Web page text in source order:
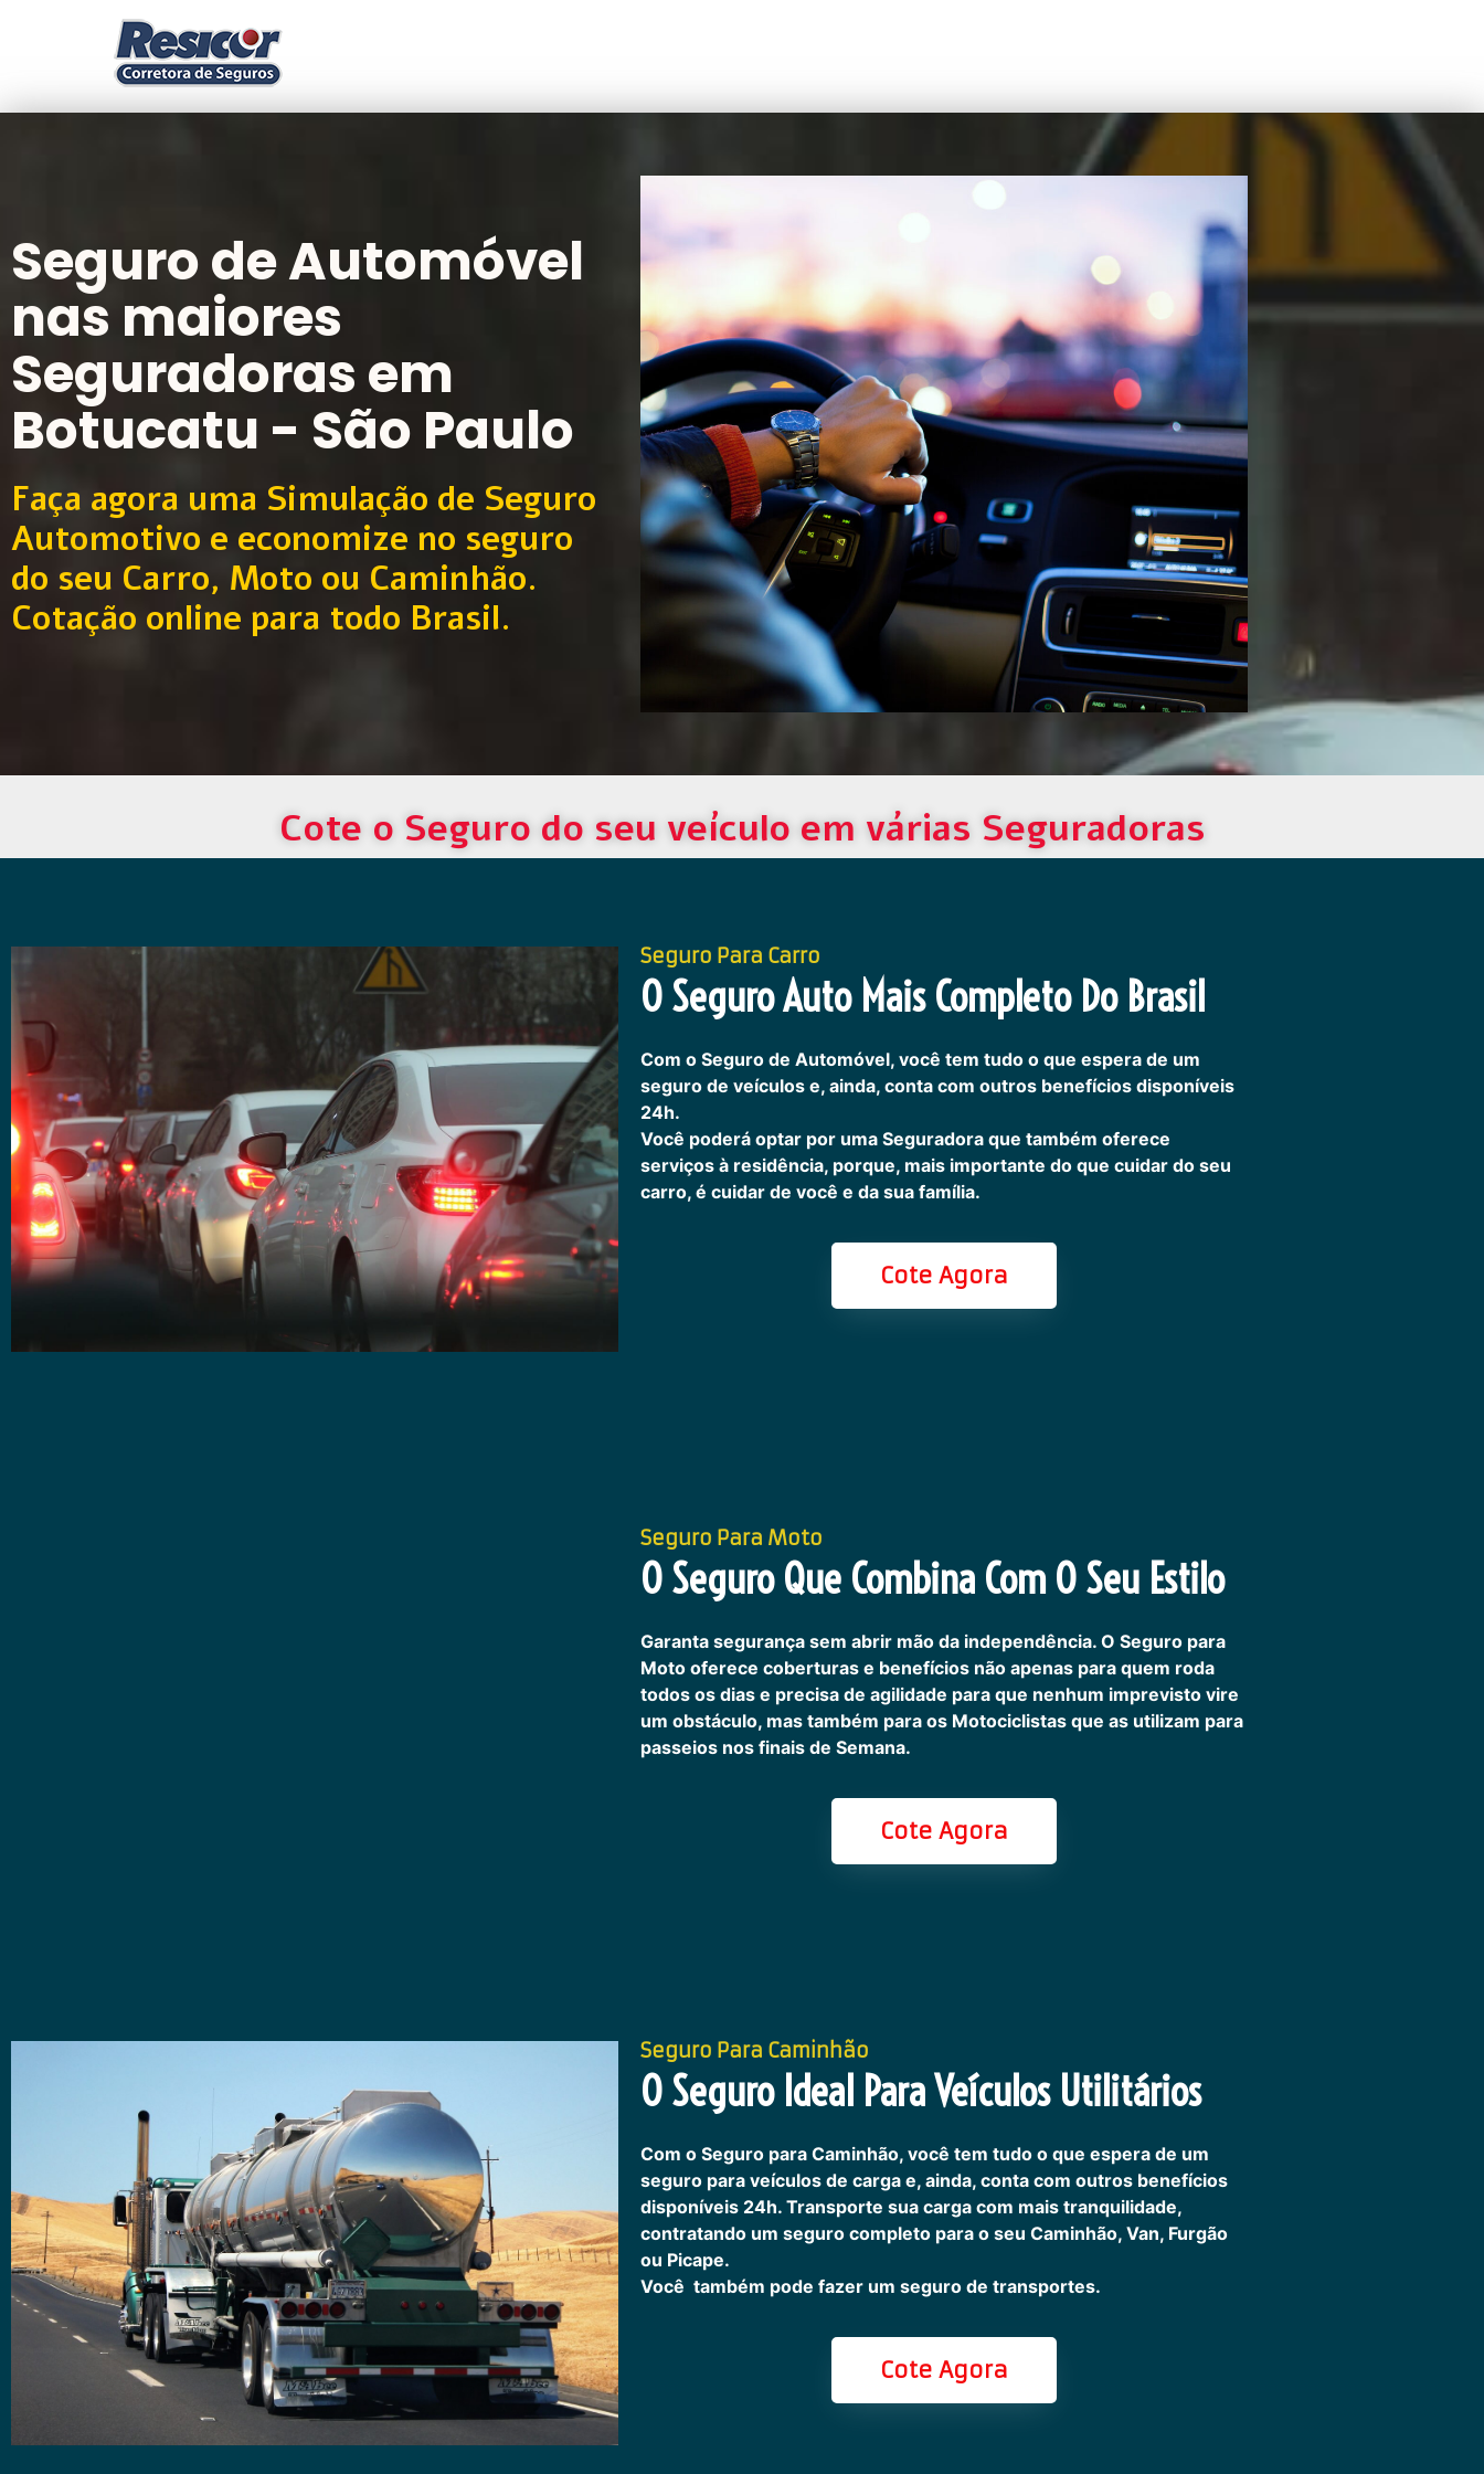
Seguro de Automóvel
nas maiores
Seguradoras em
Botucatu - São Paulo
Faça agora uma Simulação de Seguro
Automotivo e economize no seguro
do seu Carro, Moto ou Caminhão.
Cotação online para todo Brasil.
Cote o Seguro do seu veículo em várias Seguradoras
Seguro Para Carro
O Seguro Auto Mais Completo Do Brasil
Com o Seguro de Automóvel, você tem tudo o que espera de um
seguro de veículos e, ainda, conta com outros benefícios disponíveis
24h.
Você poderá optar por uma Seguradora que também oferece
serviços à residência, porque, mais importante do que cuidar do seu
carro, é cuidar de você e da sua família.
Cote Agora
Seguro Para Moto
O Seguro Que Combina Com O Seu Estilo
Garanta segurança sem abrir mão da independência. O Seguro para
Moto oferece coberturas e benefícios não apenas para quem roda
todos os dias e precisa de agilidade para que nenhum imprevisto vire
um obstáculo, mas também para os Motociclistas que as utilizam para
passeios nos finais de Semana.
Cote Agora
Seguro Para Caminhão
O Seguro Ideal Para Veículos Utilitários
Com o Seguro para Caminhão, você tem tudo o que espera de um
seguro para veículos de carga e, ainda, conta com outros benefícios
disponíveis 24h. Transporte sua carga com mais tranquilidade,
contratando um seguro completo para o seu Caminhão, Van, Furgão
ou Picape.
Você também pode fazer um seguro de transportes.
Cote Agora